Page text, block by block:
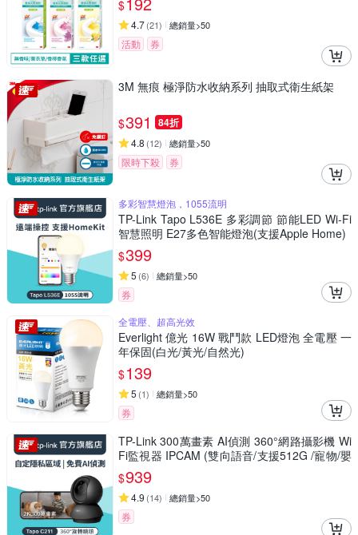
$
4.7(21) 總銷量>50
活動 券
3M 無痕 極淨防水收納系列 抽取式衛生紙架
$391 84折
4.8 (12) 總銷量>50
限時下殺 券
多彩智慧燈泡，1055流明
TP-Link Tapo L536E 多彩調節 節能LED Wi-Fi
智慧照明 E27多色智能燈泡(支援Apple Home)
$399
5 (6) 總銷量>50
券
全電壓、超高光效
Everlight 億光 16W 戰鬥款 LED燈泡 全電壓 一
年保固(白光/黃光/自然光)
$139
5 (1) 總銷量>50
券
TP-Link 300萬畫素 AI偵測 360°網路攝影機 Wi
Fi監視器 IPCAM (雙向語音/支援512G /寵物/嬰
兒/長輩/Tapo C211）
$939
4.9 (14) 總銷量>50
券